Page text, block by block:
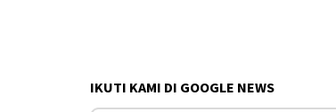
IKUTI KAMI DI GOOGLE NEWS